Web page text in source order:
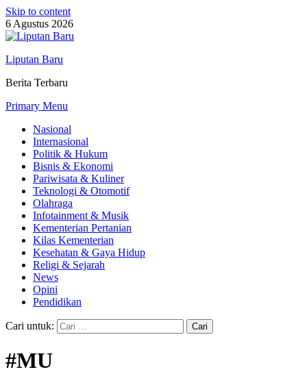
Skip to content
6 Agustus 2026
Liputan Baru
Berita Terbaru
Primary Menu
Nasional
Internasional
Politik & Hukum
Bisnis & Ekonomi
Pariwisata & Kuliner
Teknologi & Otomotif
Olahraga
Infotainment & Musik
Kementerian Pertanian
Kilas Kementerian
Kesehatan & Gaya Hidup
Religi & Sejarah
News
Opini
Pendidikan
Cari untuk:
#MU